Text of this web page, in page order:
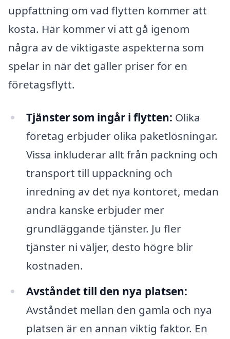
uppfattning om vad flytten kommer att
kosta. Här kommer vi att gå igenom
några av de viktigaste aspekterna som
spelar in när det gäller priser för en
företagsflytt.
Tjänster som ingår i flytten: Olika
företag erbjuder olika paketlösningar.
Vissa inkluderar allt från packning och
transport till uppackning och
inredning av det nya kontoret, medan
andra kanske erbjuder mer
grundläggande tjänster. Ju fler
tjänster ni väljer, desto högre blir
kostnaden.
Avståndet till den nya platsen:
Avståndet mellan den gamla och nya
platsen är en annan viktig faktor. En